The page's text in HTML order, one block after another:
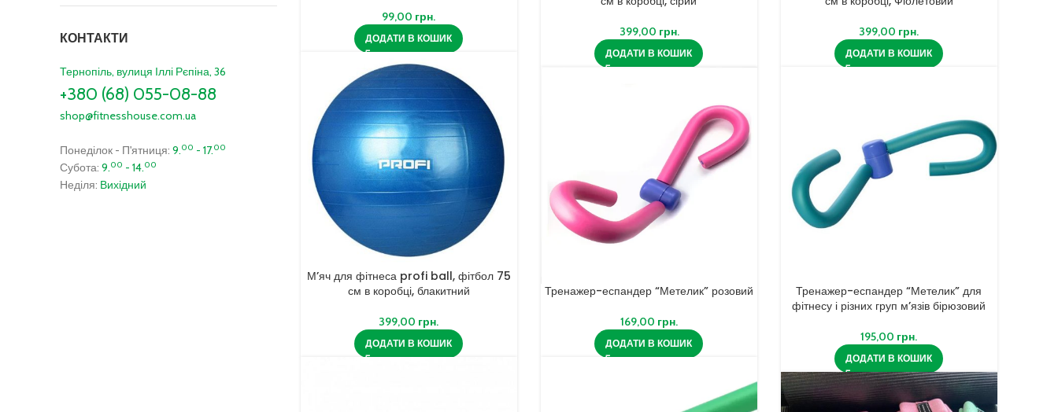
КОНТАКТИ
Тернопіль, вулиця Іллі Рєпіна, 36
+380 (68) 055-08-88
shop@fitnesshouse.com.ua
Понеділок - П'ятниця: 9.00 - 17.00
Субота: 9.00 - 14.00
Неділя: Вихідний
99,00 грн.
ДОДАТИ В КОШИК 399,00 грн.
ДОДАТИ В КОШИК
399,00 грн.
ДОДАТИ В КОШИК
М’яч для фітнеса profi ball, фітбол 75
см в коробці, блакитний
399,00 грн.
ДОДАТИ В КОШИК
Тренажер-еспандер “Метелик” розовий
169,00 грн.
ДОДАТИ В КОШИК
Тренажер-еспандер “Метелик” для
фітнесу і різних груп м’язів бірюзовий
195,00 грн.
ДОДАТИ В КОШИК